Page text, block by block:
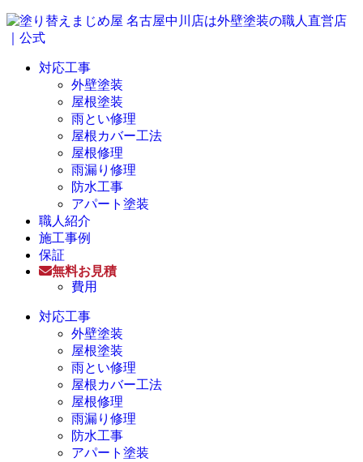
対応工事
外壁塗装
屋根塗装
雨とい修理
屋根カバー工法
屋根修理
雨漏り修理
防水工事
アパート塗装
職人紹介
施工事例
保証
無料お見積
費用
対応工事
外壁塗装
屋根塗装
雨とい修理
屋根カバー工法
屋根修理
雨漏り修理
防水工事
アパート塗装